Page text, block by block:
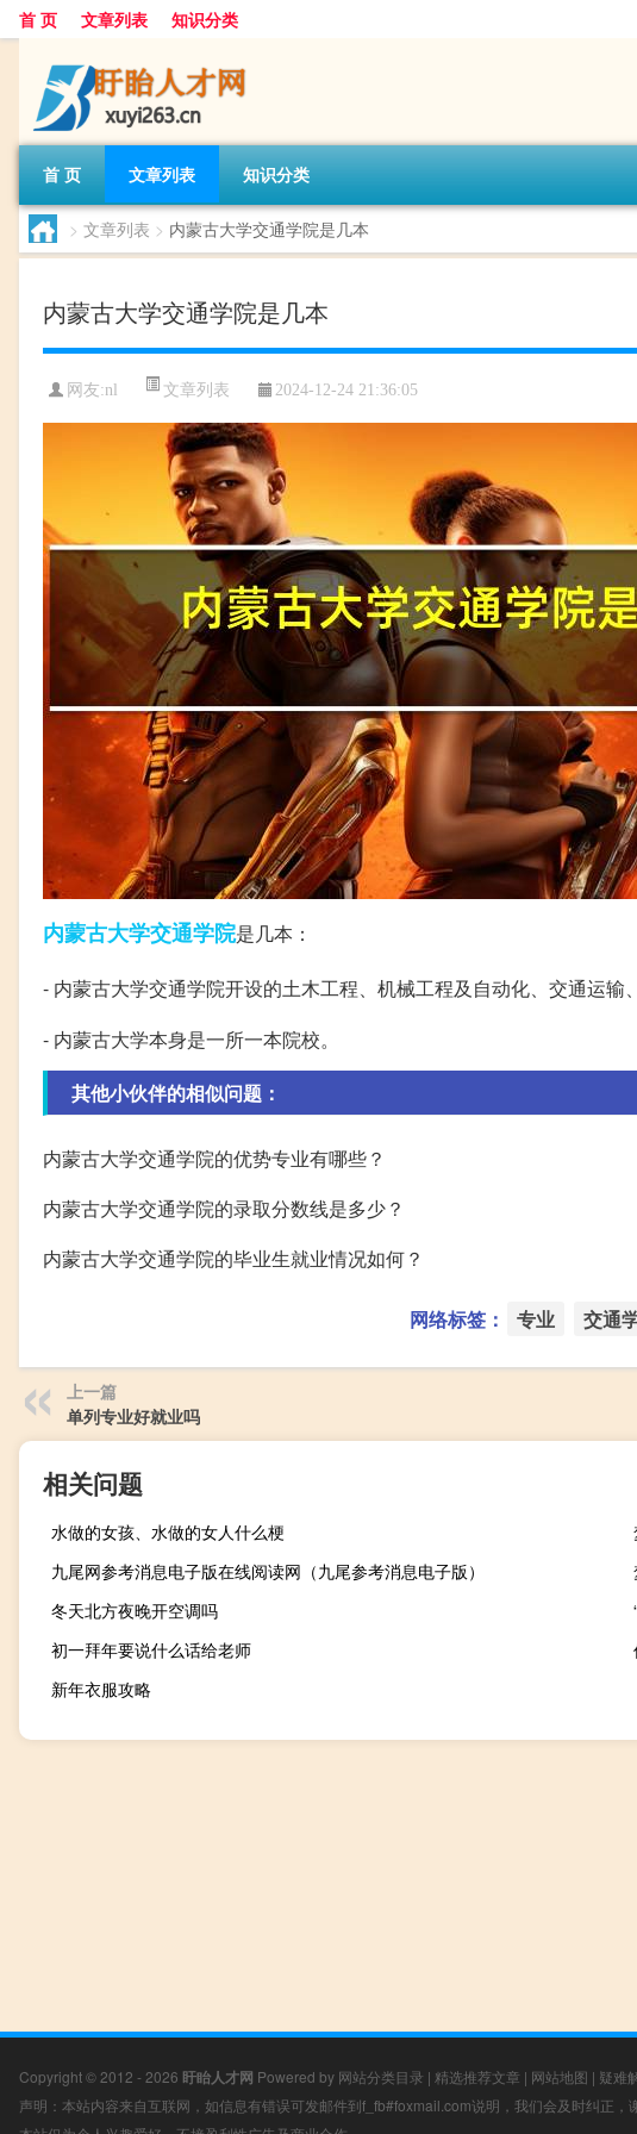
首 页 文章列表 知识分类
首 页 文章列表 知识分类
> 文章列表 > 内蒙古大学交通学院是几本
内蒙古大学交通学院是几本
网友:nl 文章列表 2024-12-24 21:36:05
内蒙古大学交通学院是几本：
- 内蒙古大学交通学院开设的土木工程、机械工程及自动化、交通运输
- 内蒙古大学本身是一所一本院校。
其他小伙伴的相似问题：
内蒙古大学交通学院的优势专业有哪些？
内蒙古大学交通学院的录取分数线是多少？
内蒙古大学交通学院的毕业生就业情况如何？
网络标签： 专业 交通
上一篇
单列专业好就业吗
相关问题
水做的女孩、水做的女人什么梗
九尾网参考消息电子版在线阅读网（九尾参考消息电子版）
冬天北方夜晚开空调吗
初一拜年要说什么话给老师
新年衣服攻略
Copyright © 2012 - 2026 盱眙人才网 Powered by 网站分类目录 | 精选推荐文章 | 网站地图 | 疑难
声明：本站内容来自互联网，如信息有错误可发邮件到f_fb#foxmail.com说明，我们会及时纠正，